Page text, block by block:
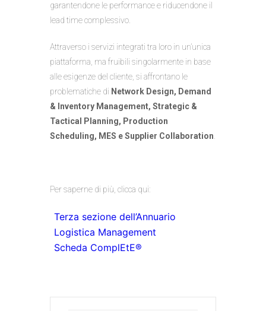
garantendone le performance e riducendone il
lead time complessivo.
Attraverso i servizi integrati tra loro in un’unica
piattaforma, ma fruibili singolarmente in base
alle esigenze del cliente, si affrontano le
problematiche di Network Design, Demand
& Inventory Management, Strategic &
Tactical Planning, Production
Scheduling, MES e Supplier Collaboration.
Per saperne di più, clicca qui:
Terza sezione dell’Annuario
Logistica Management
Scheda ComplEtE®